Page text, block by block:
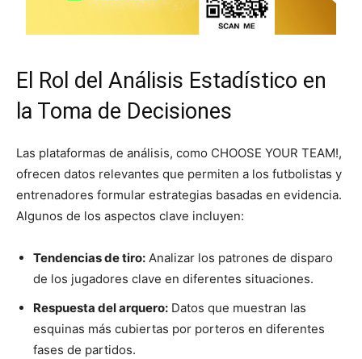
El Rol del Análisis Estadístico en
la Toma de Decisiones
Las plataformas de análisis, como CHOOSE YOUR TEAM!,
ofrecen datos relevantes que permiten a los futbolistas y
entrenadores formular estrategias basadas en evidencia.
Algunos de los aspectos clave incluyen:
Tendencias de tiro: Analizar los patrones de disparo
de los jugadores clave en diferentes situaciones.
Respuesta del arquero: Datos que muestran las
esquinas más cubiertas por porteros en diferentes
fases de partidos.